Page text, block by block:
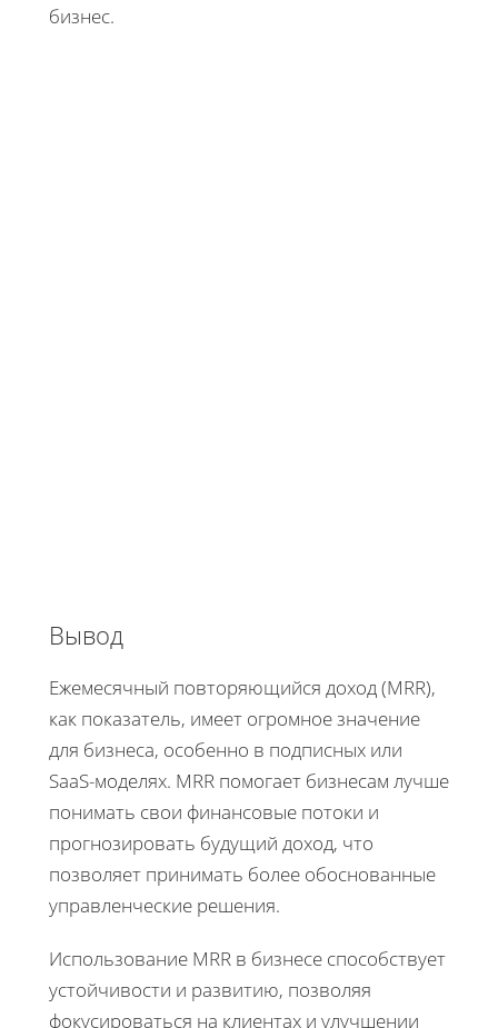
бизнес.
Вывод
Ежемесячный повторяющийся доход (MRR),
как показатель, имеет огромное значение
для бизнеса, особенно в подписных или
SaaS-моделях. MRR помогает бизнесам лучше
понимать свои финансовые потоки и
прогнозировать будущий доход, что
позволяет принимать более обоснованные
управленческие решения.
Использование MRR в бизнесе способствует
устойчивости и развитию, позволяя
фокусироваться на клиентах и улучшении